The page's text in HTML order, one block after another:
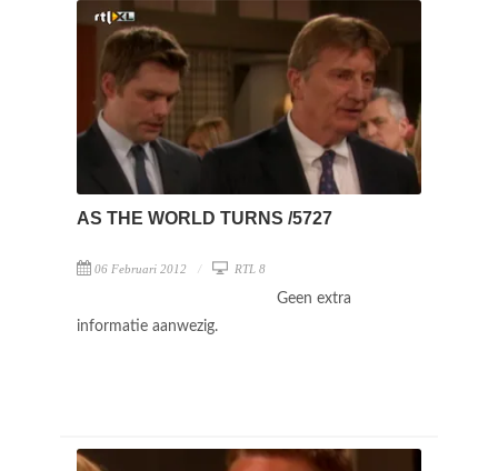
AS THE WORLD TURNS /5727
06 Februari 2012 RTL 8
Geen extra
informatie aanwezig.